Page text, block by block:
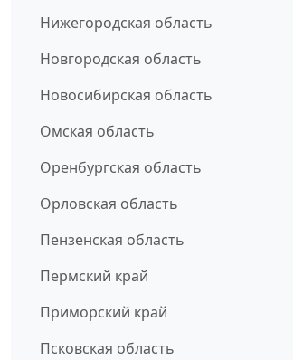
Нижегородская область
Новгородская область
Новосибирская область
Омская область
Оренбургская область
Орловская область
Пензенская область
Пермский край
Приморский край
Псковская область